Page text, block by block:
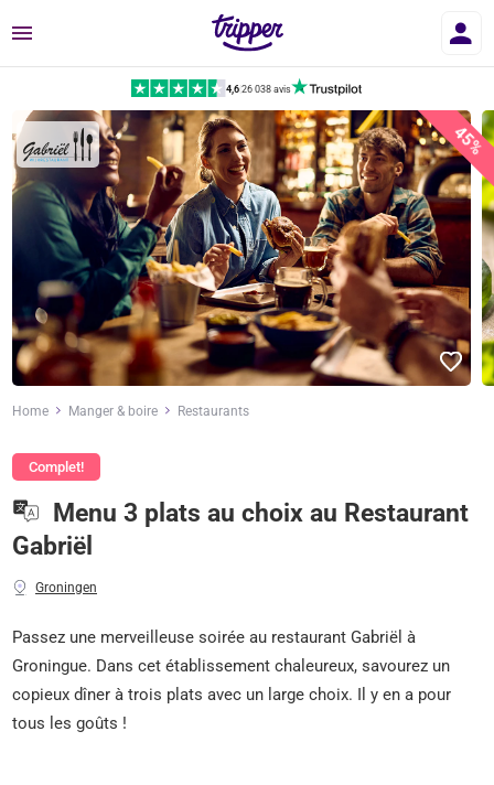
Menu
4,6|26 038 avis
45%
Home Manger & boire Restaurants
Complet!
Menu 3 plats au choix au Restaurant
Gabriël
Groningen
Passez une merveilleuse soirée au restaurant Gabriël à
Groningue. Dans cet établissement chaleureux, savourez un
copieux dîner à trois plats avec un large choix. Il y en a pour
tous les goûts !